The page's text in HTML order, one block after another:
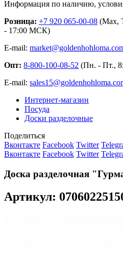
Информация по наличию,
Розница: +7 920 065-00-08 (Max,
- 17:00 МСК)
E-mail:
Опт: 8-800-100-08-52 (Пн. - Пт.,
E-mail:
Интернет-магазин
Посуда
Доски разделочные
Поделиться
Вконтакте Facebook Twitter
Вконтакте Facebook Twitter
Доска разделочная
Артикул: